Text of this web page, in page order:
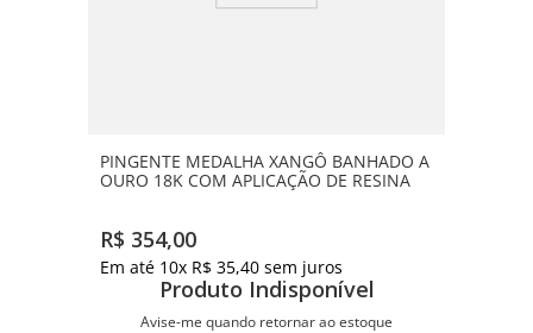
PINGENTE MEDALHA XANGÔ BANHADO A
OURO 18K COM APLICAÇÃO DE RESINA
R$ 354,00
Em até 10x R$ 35,40 sem juros
Produto Indisponível
Avise-me quando retornar ao estoque